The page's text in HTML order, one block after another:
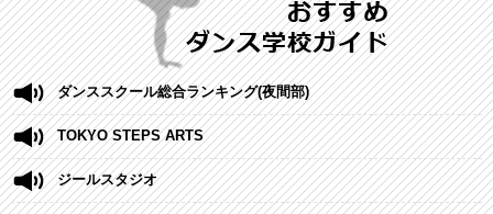
ダンススクール総合ランキング(夜間部)
TOKYO STEPS ARTS
ジールスタジオ